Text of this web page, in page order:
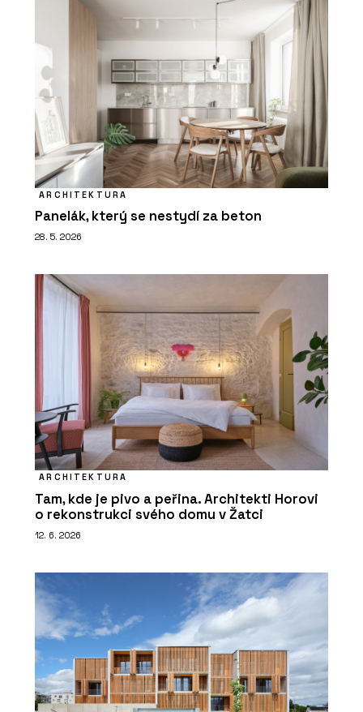
ARCHITEKTURA
Panelák, který se nestydí za beton
28. 5. 2026
ARCHITEKTURA
Tam, kde je pivo a peřina. Architekti Horovi
o rekonstrukci svého domu v Žatci
12. 6. 2026